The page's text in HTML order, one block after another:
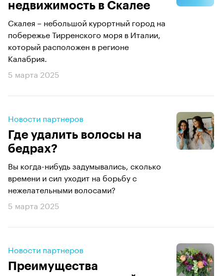
недвижимость в Скалее
Скалея – небольшой курортный город на
побережье Тирренского моря в Италии,
который расположен в регионе
Калабрия.
5 марта 2025
Новости партнеров
Где удалить волосы на
бедрах?
Вы когда-нибудь задумывались, сколько
времени и сил уходит на борьбу с
нежелательными волосами?
5 марта 2025
Новости партнеров
Преимущества